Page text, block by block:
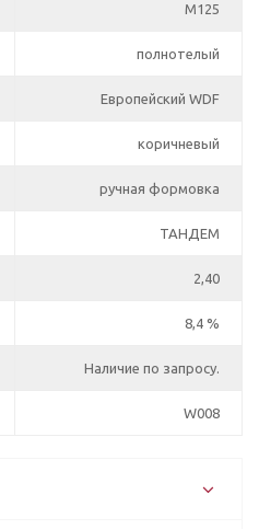
М125
полнотелый
Европейский WDF
коричневый
ручная формовка
ТАНДЕМ
2,40
8,4 %
Наличие по запросу.
W008